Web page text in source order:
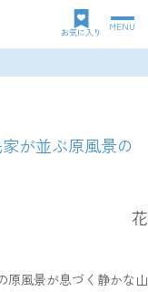
グ
ロ
ビ
お気に入り MENU
が並ぶ原風景の
原風景が息づく静かな山